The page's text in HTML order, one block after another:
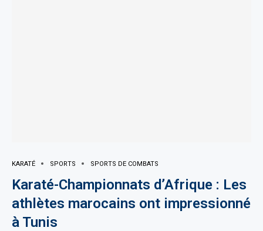
KARATÉ SPORTS SPORTS DE COMBATS
Karaté-Championnats d’Afrique : Les
athlètes marocains ont impressionné
à Tunis